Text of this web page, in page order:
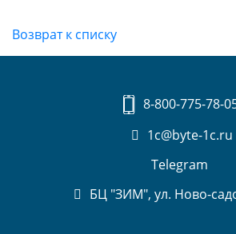
Возврат к списку
8-800-775-78-
1c@byte-1c.ru
Telegram
БЦ "ЗИМ", ул. Ново-